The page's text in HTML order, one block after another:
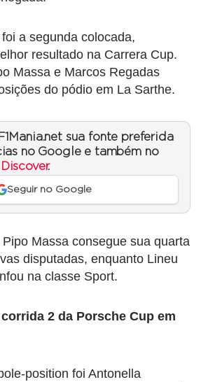
a segunda colocada,
resultado na Carrera Cup.
Massa e Marcos Regadas
do pódio em La Sarthe.
sua fonte preferida
no Google e também no
.
Seguir no Google
Massa consegue sua quarta
disputadas, enquanto Lineu
na classe Sport.
2 da Porsche Cup em
position foi Antonella